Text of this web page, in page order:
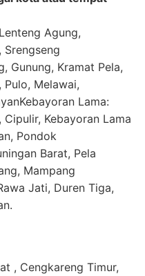
Agung,
Srengseng
Gunung, Kramat Pela,
Melawai,
Lama:
Kebayoran Lama
Pondok
Barat, Pela
Mampang
Jati, Duren Tiga,
, Cengkareng Timur,